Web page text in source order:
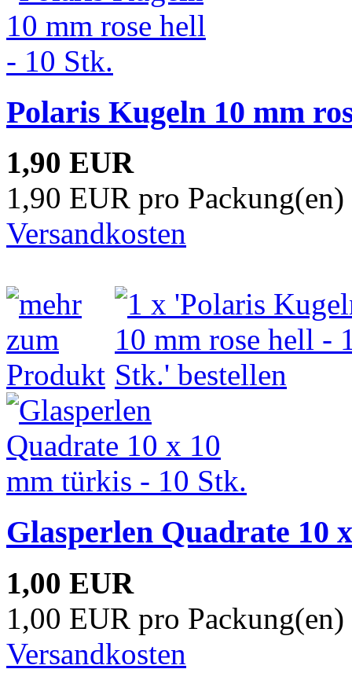
Polaris Kugeln 10 mm
1,90 EUR
1,90 EUR pro
Versandkosten
Glasperlen Quadrate 10
1,00 EUR
1,00 EUR pro
Versandkosten